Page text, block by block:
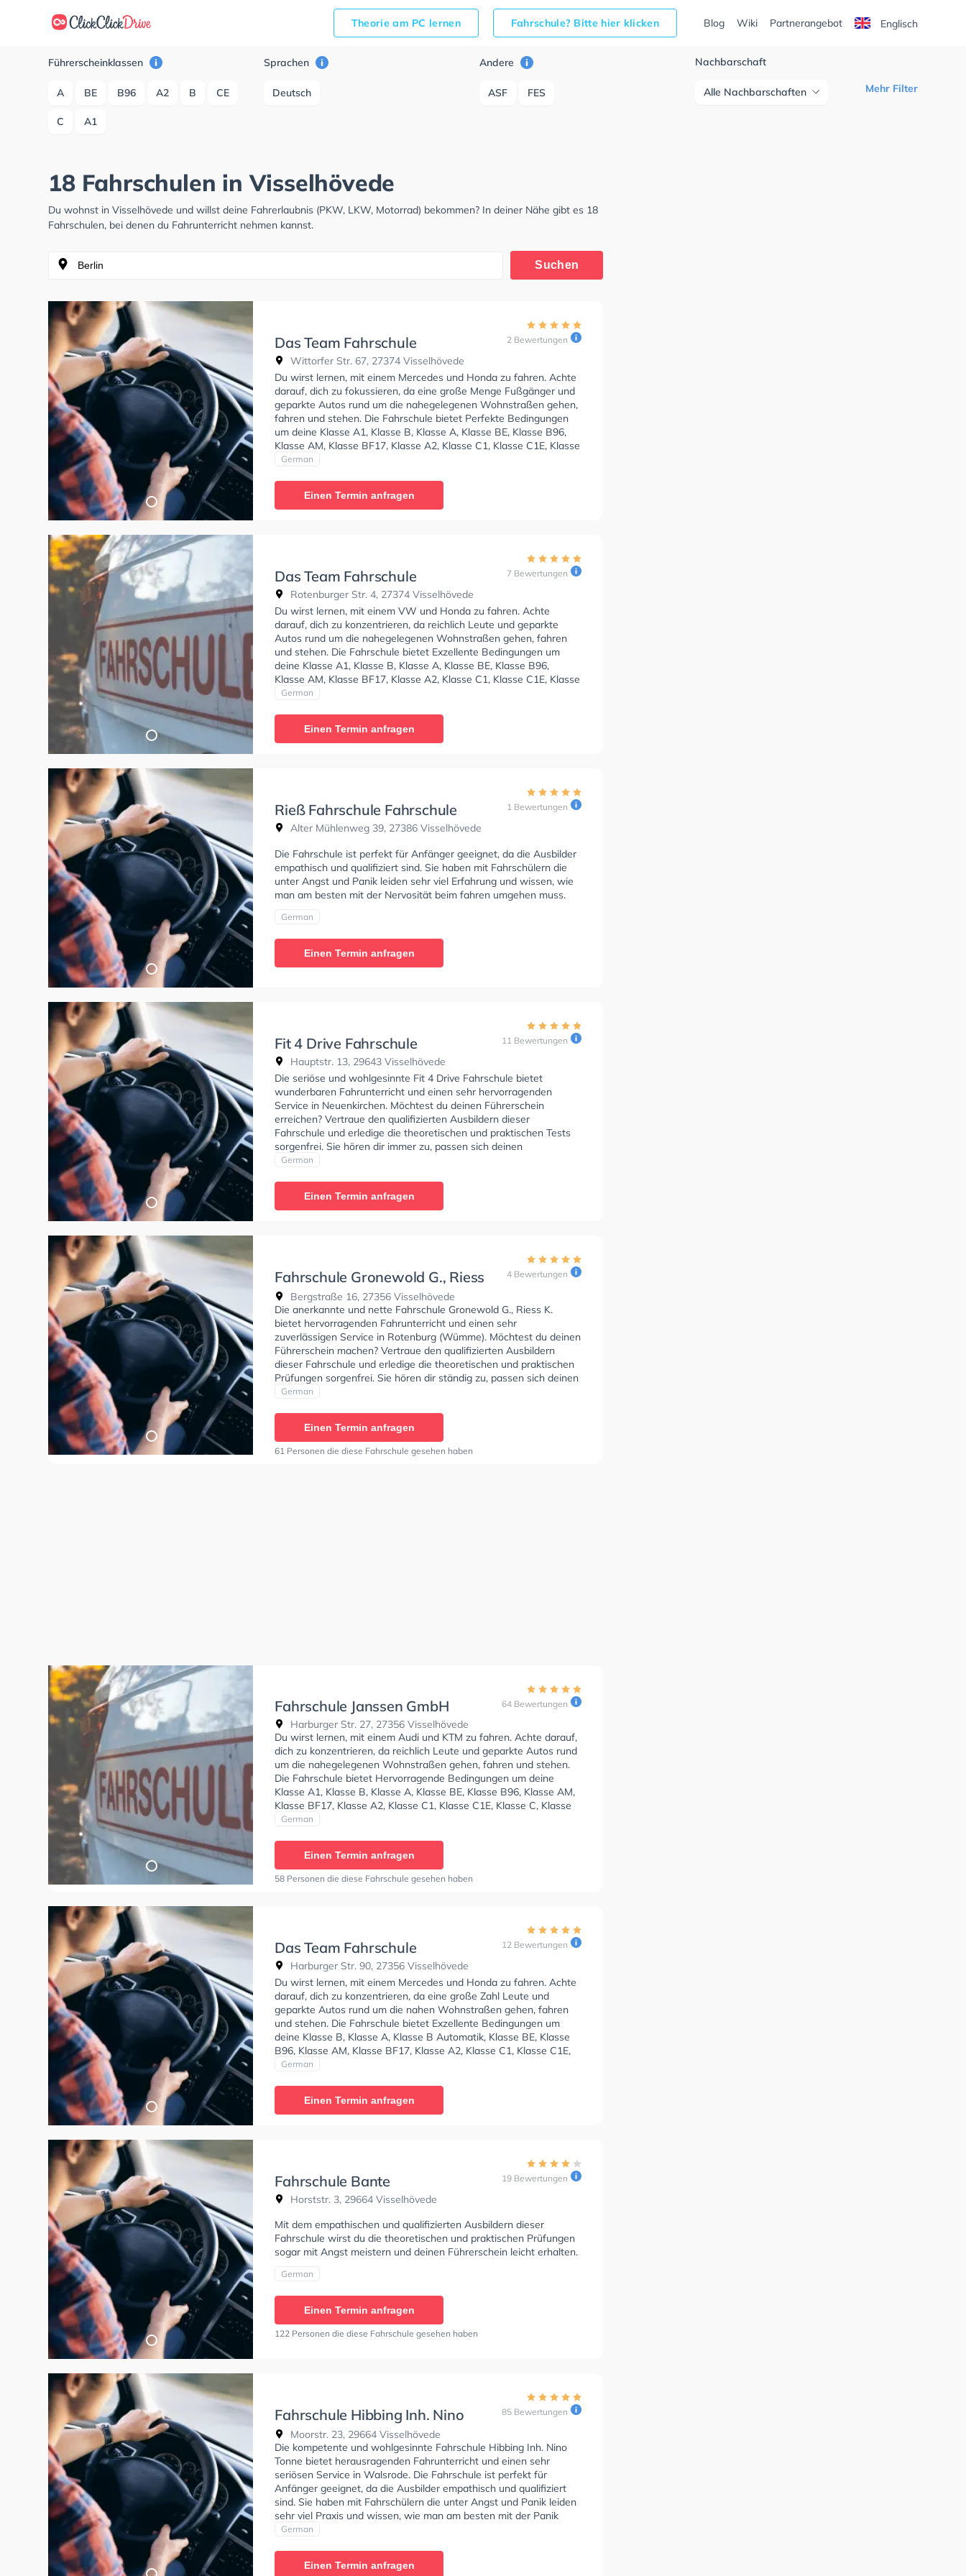
Theorie am PC lernen Fahrschule? Bitte hier klicken Blog Wiki Partnerangebot Englisch
Führerscheinklassen
A BE B96 A2 B CE
C A1
Sprachen
Deutsch
Andere
ASF FES
Nachbarschaft
Alle Nachbarschaften Mehr Filter
18 Fahrschulen in Visselhövede
Du wohnst in Visselhövede und willst deine Fahrerlaubnis (PKW, LKW, Motorrad) bekommen? In deiner Nähe gibt es 18
Fahrschulen, bei denen du Fahrunterricht nehmen kannst.
Suchen
Das Team Fahrschule
Wittorfer Str. 67, 27374 Visselhövede
2 Bewertungen
Du wirst lernen, mit einem Mercedes und Honda zu fahren. Achte
darauf, dich zu fokussieren, da eine große Menge Fußgänger und
geparkte Autos rund um die nahegelegenen Wohnstraßen gehen,
fahren und stehen. Die Fahrschule bietet Perfekte Bedingungen
um deine Klasse A1, Klasse B, Klasse A, Klasse BE, Klasse B96,
Klasse AM, Klasse BF17, Klasse A2, Klasse C1, Klasse C1E, Klasse
C, Klasse CE, Klasse L, Klasse T und Mofa - Prüfbescheinigung zu
online anfragen.
German
Einen Termin anfragen
Das Team Fahrschule
Rotenburger Str. 4, 27374 Visselhövede
7 Bewertungen
Du wirst lernen, mit einem VW und Honda zu fahren. Achte
darauf, dich zu konzentrieren, da reichlich Leute und geparkte
Autos rund um die nahegelegenen Wohnstraßen gehen, fahren
und stehen. Die Fahrschule bietet Exzellente Bedingungen um
deine Klasse A1, Klasse B, Klasse A, Klasse BE, Klasse B96,
Klasse AM, Klasse BF17, Klasse A2, Klasse C1, Klasse C1E, Klasse
C, Klasse CE, Klasse L, Klasse T und Mofa - Prüfbescheinigung zu
online anfragen.
German
Einen Termin anfragen
Rieß Fahrschule Fahrschule
Alter Mühlenweg 39, 27386 Visselhövede
1 Bewertungen
Die Fahrschule ist perfekt für Anfänger geeignet, da die Ausbilder
empathisch und qualifiziert sind. Sie haben mit Fahrschülern die
unter Angst und Panik leiden sehr viel Erfahrung und wissen, wie
man am besten mit der Nervosität beim fahren umgehen muss.
German
Einen Termin anfragen
Fit 4 Drive Fahrschule
Hauptstr. 13, 29643 Visselhövede
11 Bewertungen
Die seriöse und wohlgesinnte Fit 4 Drive Fahrschule bietet
wunderbaren Fahrunterricht und einen sehr hervorragenden
Service in Neuenkirchen. Möchtest du deinen Führerschein
erreichen? Vertraue den qualifizierten Ausbildern dieser
Fahrschule und erledige die theoretischen und praktischen Tests
sorgenfrei. Sie hören dir immer zu, passen sich deinen
Bedürfnissen an und bieten dir eine persönliche Lernerfahrung.
German
Einen Termin anfragen
Fahrschule Gronewold G., Riess
K.
Bergstraße 16, 27356 Visselhövede
4 Bewertungen
Die anerkannte und nette Fahrschule Gronewold G., Riess K.
bietet hervorragenden Fahrunterricht und einen sehr
zuverlässigen Service in Rotenburg (Wümme). Möchtest du deinen
Führerschein machen? Vertraue den qualifizierten Ausbildern
dieser Fahrschule und erledige die theoretischen und praktischen
Prüfungen sorgenfrei. Sie hören dir ständig zu, passen sich deinen
Bedürfnissen an und bieten dir eine Lernerfahrung. In der
anfragen.
German
Einen Termin anfragen
61 Personen die diese Fahrschule gesehen haben
Fahrschule Janssen GmbH
Harburger Str. 27, 27356 Visselhövede
64 Bewertungen
Du wirst lernen, mit einem Audi und KTM zu fahren. Achte darauf,
dich zu konzentrieren, da reichlich Leute und geparkte Autos rund
um die nahegelegenen Wohnstraßen gehen, fahren und stehen.
Die Fahrschule bietet Hervorragende Bedingungen um deine
Klasse A1, Klasse B, Klasse A, Klasse BE, Klasse B96, Klasse AM,
Klasse BF17, Klasse A2, Klasse C1, Klasse C1E, Klasse C, Klasse
CE, Klasse D1, Klasse DE, Klasse L, Klasse T und Mofa -
Sie können einen Termin online anfragen.
German
Einen Termin anfragen
58 Personen die diese Fahrschule gesehen haben
Das Team Fahrschule
Harburger Str. 90, 27356 Visselhövede
12 Bewertungen
Du wirst lernen, mit einem Mercedes und Honda zu fahren. Achte
darauf, dich zu konzentrieren, da eine große Zahl Leute und
geparkte Autos rund um die nahen Wohnstraßen gehen, fahren
und stehen. Die Fahrschule bietet Exzellente Bedingungen um
deine Klasse B, Klasse A, Klasse B Automatik, Klasse BE, Klasse
B96, Klasse AM, Klasse BF17, Klasse A2, Klasse C1, Klasse C1E,
Klasse C, Klasse CE und Mofa - Prüfbescheinigung zu erhalten. In
anfragen.
German
Einen Termin anfragen
Fahrschule Bante
Horststr. 3, 29664 Visselhövede
19 Bewertungen
Mit dem empathischen und qualifizierten Ausbildern dieser
Fahrschule wirst du die theoretischen und praktischen Prüfungen
sogar mit Angst meistern und deinen Führerschein leicht erhalten.
German
Einen Termin anfragen
122 Personen die diese Fahrschule gesehen haben
Fahrschule Hibbing Inh. Nino
Tonne
Moorstr. 23, 29664 Visselhövede
85 Bewertungen
Die kompetente und wohlgesinnte Fahrschule Hibbing Inh. Nino
Tonne bietet herausragenden Fahrunterricht und einen sehr
seriösen Service in Walsrode. Die Fahrschule ist perfekt für
Anfänger geeignet, da die Ausbilder empathisch und qualifiziert
sind. Sie haben mit Fahrschülern die unter Angst und Panik leiden
sehr viel Praxis und wissen, wie man am besten mit der Panik
beim fahren umgehen soll. Letzte Bewertung: "Anmeldung
einbezogen und muss nicht nur Zeit absitzen, was sehr gut ist.
Praxisunterricht sehr freundlich, emphatisch, ruhig, humorvoll und
German
Einen Termin anfragen